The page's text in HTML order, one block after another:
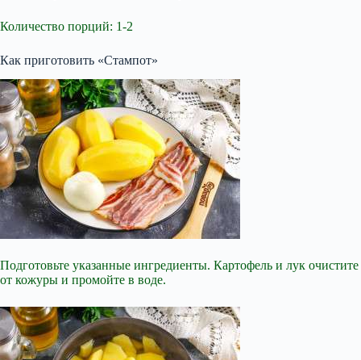
Количество порций: 1-2
Как приготовить «Стампот»
Подготовьте указанные ингредиенты. Картофель и лук очистите
от кожуры и промойте в воде.